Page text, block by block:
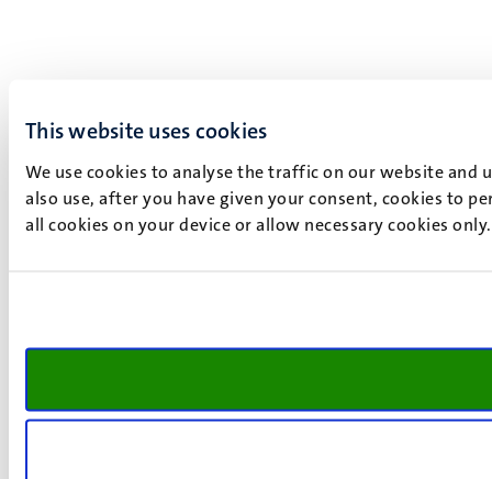
This website uses cookies
We use cookies to analyse the traffic on our website and
also use, after you have given your consent, cookies to
all cookies on your device or allow necessary cookies